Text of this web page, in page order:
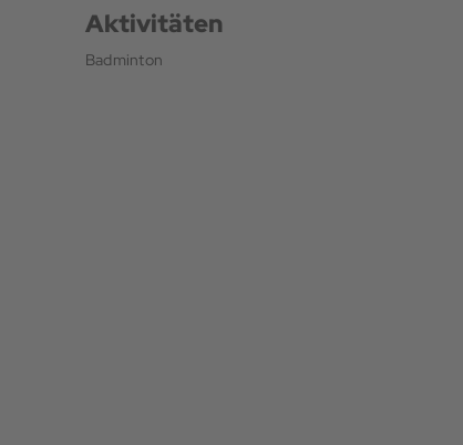
Aktivitäten
Badminton